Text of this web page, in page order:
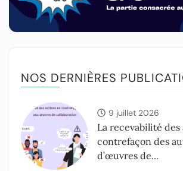
NOS DERNIÈRES
9 juillet 2026
La recevabilité
contrefaçon des
d’œuvres de...